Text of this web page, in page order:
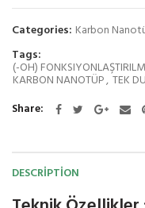
Categories: Karbon
Tags:
(-OH)
KARBON NANOTÜP, TEK
Share
DESCRIPTION